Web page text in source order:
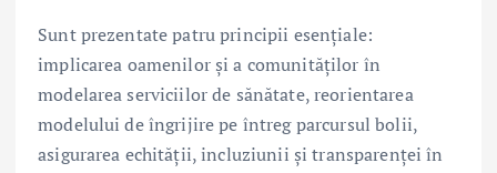
Sunt prezentate patru principii esențiale:
implicarea oamenilor și a comunităților în
modelarea serviciilor de sănătate, reorientarea
modelului de îngrijire pe întreg parcursul bolii,
asigurarea echității, incluziunii și transparenței în